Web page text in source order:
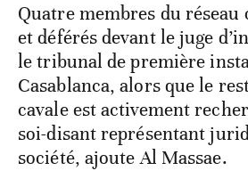
Quatre membres du réseau
et déférés devant le juge
le tribunal de première
Casablanca, alors que le
cavale est activement
soi-disant représentant
société, ajoute Al Massae.